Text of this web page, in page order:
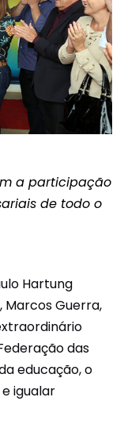
a participação
de todo o
Hartung
Marcos Guerra,
das
educação, o
igualar